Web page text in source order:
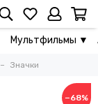
Мультфильмы ▼
Значки
−68%